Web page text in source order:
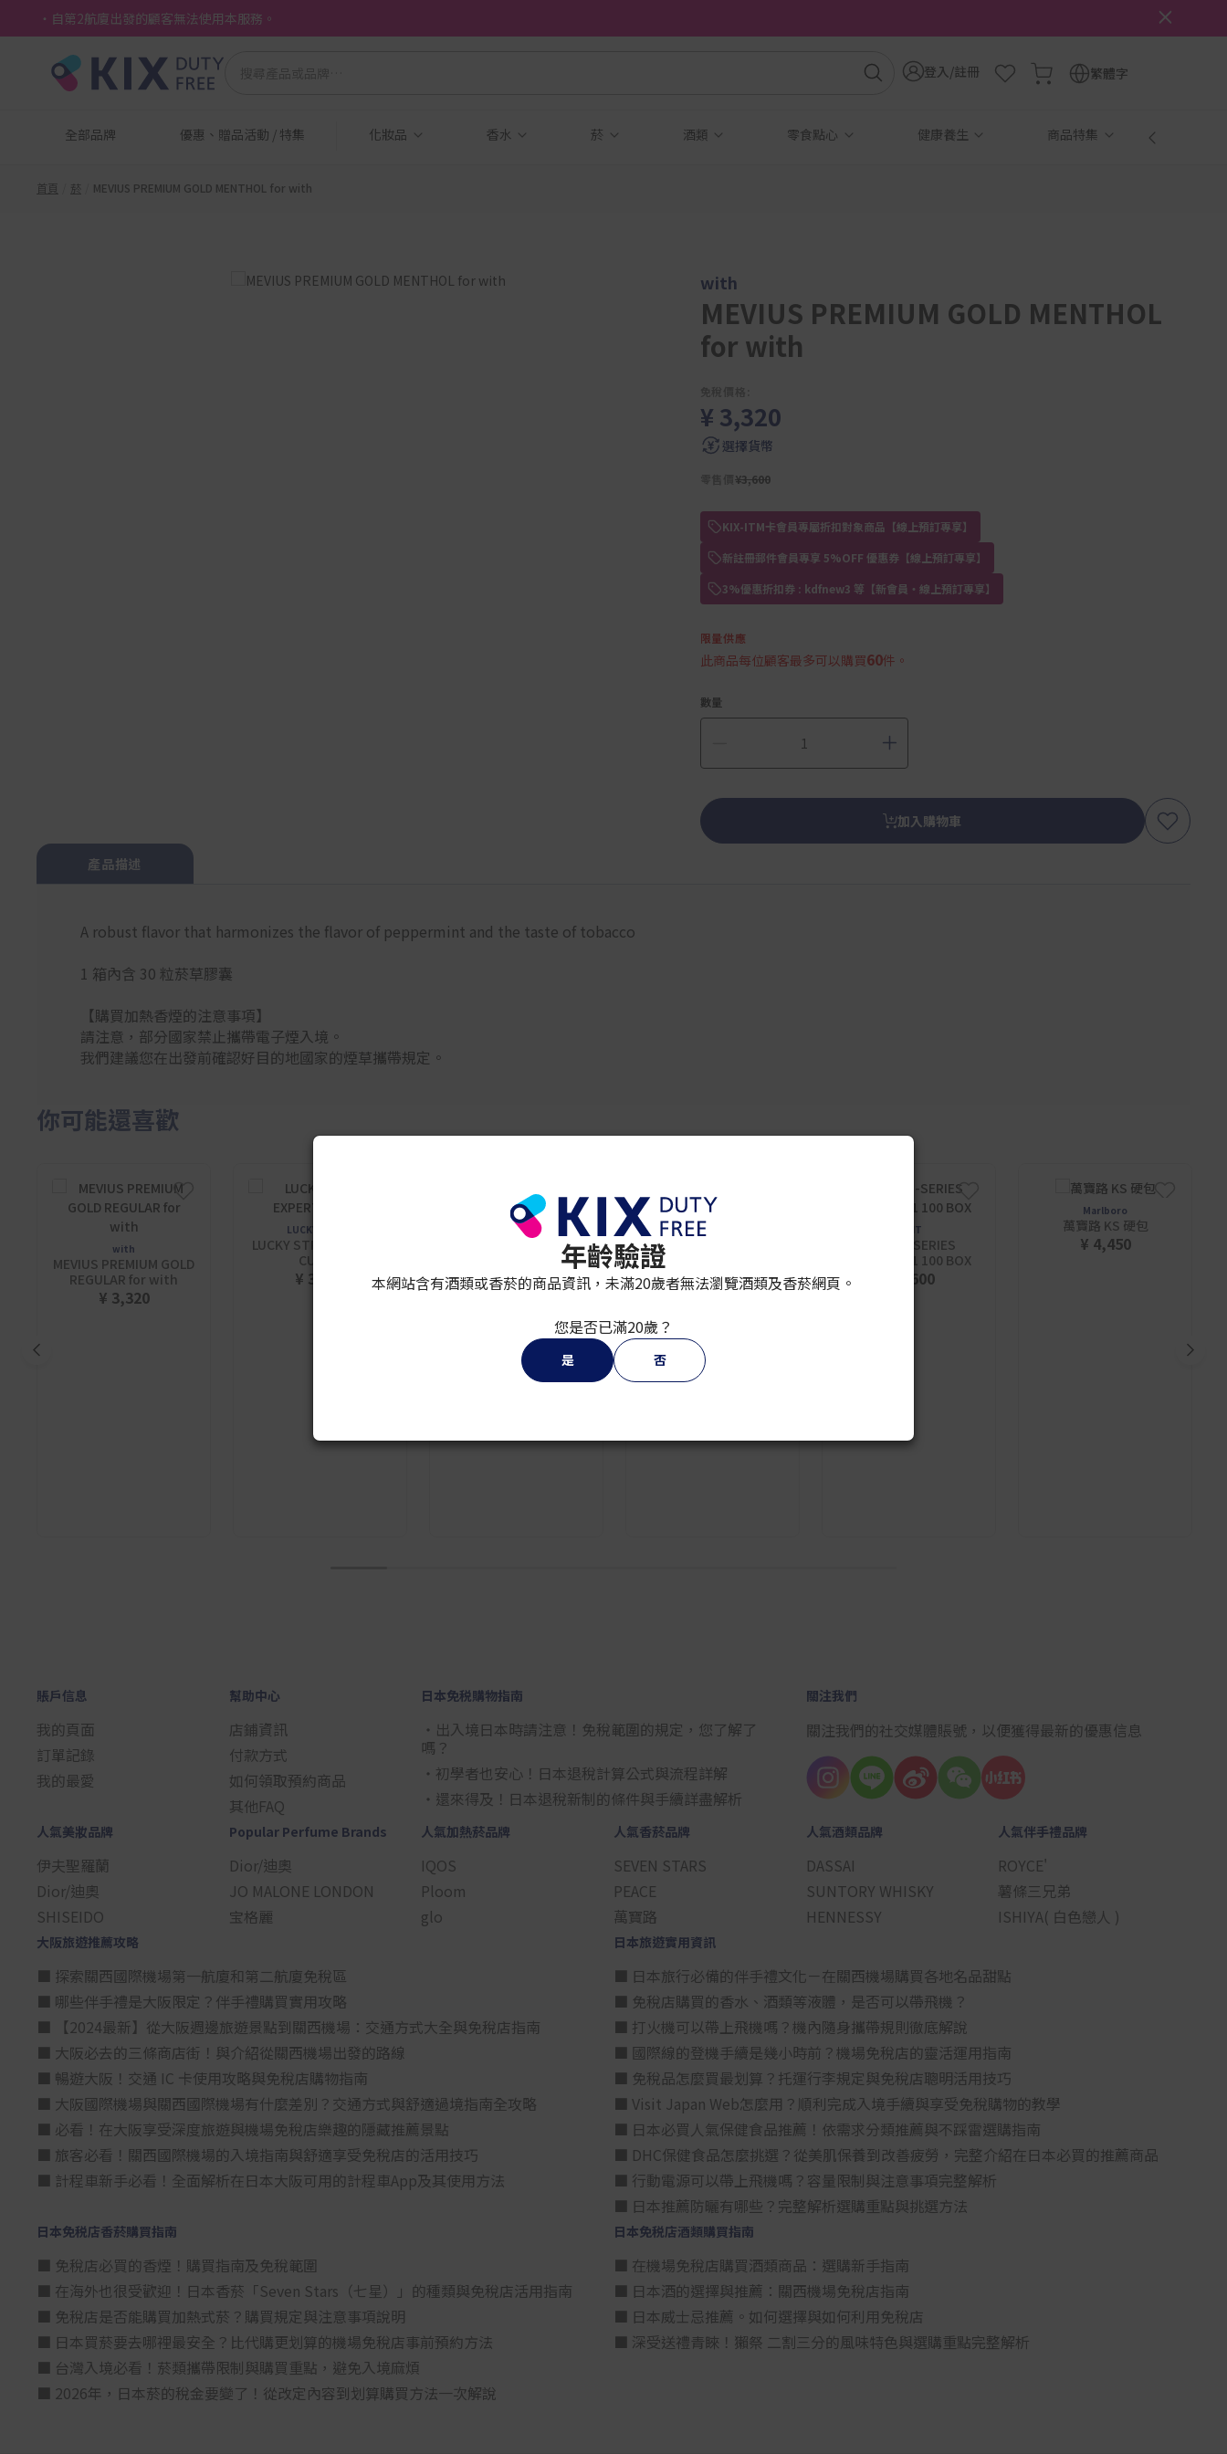
・自第2航廈出發的顧客無法使用本服務。
登入/註冊 繁體字
全部品牌 優惠、贈品活動 / 特集 化妝品 香水 菸 酒類 零食點心 健康養生 商品特集
首頁 菸 MEVIUS PREMIUM GOLD MENTHOL for with
with
MEVIUS PREMIUM GOLD MENTHOL
for with
¥ 3,320
選擇貨幣
¥3,600
KIX-ITM卡會員專屬折扣對象商品【線上預訂專享】
新註冊郵件會員專享 5%OFF 優惠券【線上預訂專享】
3%優惠折扣券 : kdfnew3 等【新會員・線上預訂專享】
限量供應
此商品每位顧客最多可以購買60件。
數量
加入購物車
產品描述
A robust flavor that harmonizes the flavor of peppermint and the taste of tobacco
1 箱內含 30 粒菸草膠囊
【購買加熱香煙的注意事項】
請注意，部分國家禁止攜帶電子煙入境。
我們建議您在出發前確認好目的地國家的煙草攜帶規定。
你可能還喜歡
with
MEVIUS PREMIUM GOLD
REGULAR for with
¥ 3,320
LUCKY STRIKE
LUCKY STRIKE EXPERT
CUT 14
¥ 3,300
KOOL
KOOL MILD
¥ 4,300
PIANISSIMO
PIANISSIMO ARIA
¥ 3,800
KENT
KENT S-SERIES
MENTHOL 1 100 BOX
¥ 3,600
Marlboro
萬寶路 KS 硬包
¥ 4,450
賬戶信息
我的頁面
訂單記錄
我的最愛
幫助中心
店鋪資訊
付款方式
如何領取預約商品
其他FAQ
日本免税購物指南
・出入境日本時請注意！免稅範圍的規定，您了解了
嗎？
・初學者也安心！日本退稅計算公式與流程詳解
・還來得及！日本退稅新制的條件與手續詳盡解析
關注我們
關注我們的社交媒體賬號，以便獲得最新的優惠信息
人氣美妝品牌
伊夫聖羅蘭
Dior/迪奧
SHISEIDO
Popular Perfume Brands
Dior/迪奧
JO MALONE LONDON
宝格麗
人氣加熱菸品牌
IQOS
Ploom
glo
人氣香菸品牌
SEVEN STARS
PEACE
萬寶路
人氣酒類品牌
DASSAI
SUNTORY WHISKY
HENNESSY
人氣伴手禮品牌
ROYCE'
薯條三兄弟
ISHIYA( 白色戀人 )
大阪旅遊推薦攻略
■ 探索關西國際機場第一航廈和第二航廈免稅區
■ 哪些伴手禮是大阪限定？伴手禮購買實用攻略
■ 【2024最新】從大阪週邊旅遊景點到關西機場：交通方式大全與免稅店指南
■ 大阪必去的三條商店街！與介紹從關西機場出發的路線
■ 暢遊大阪！交通 IC 卡使用攻略與免稅店購物指南
■ 大阪國際機場與關西國際機場有什麼差別？交通方式與舒適過境指南全攻略
■ 必看！在大阪享受深度旅遊與機場免稅店樂趣的隱藏推薦景點
■ 旅客必看！關西國際機場的入境指南與舒適享受免稅店的活用技巧
■ 計程車新手必看！全面解析在日本大阪可用的計程車App及其使用方法
日本旅遊實用資訊
■ 日本旅行必備的伴手禮文化－在關西機場購買各地名品甜點
■ 免稅店購買的香水、酒類等液體，是否可以帶飛機？
■ 打火機可以帶上飛機嗎？機內隨身攜帶規則徹底解說
■ 國際線的登機手續是幾小時前？機場免稅店的靈活運用指南
■ 免稅品怎麼買最划算？托運行李規定與免稅店聰明活用技巧
■ Visit Japan Web怎麼用？順利完成入境手續與享受免稅購物的教學
■ 日本必買人氣保健食品推薦！依需求分類推薦與不踩雷選購指南
■ DHC保健食品怎麼挑選？從美肌保養到改善疲勞，完整介紹在日本必買的推薦商品
■ 行動電源可以帶上飛機嗎？容量限制與注意事項完整解析
■ 日本推薦防曬有哪些？完整解析選購重點與挑選方法
日本免税店香菸購買指南
■ 免稅店必買的香煙！購買指南及免稅範圍
■ 在海外也很受歡迎！日本香菸「Seven Stars（七星）」的種類與免稅店活用指南
■ 免稅店是否能購買加熱式菸？購買規定與注意事項說明
■ 日本買菸要去哪裡最安全？比代購更划算的機場免稅店事前預約方法
■ 台灣入境必看！菸類攜帶限制與購買重點，避免入境麻煩
■ 2026年，日本菸的稅金要變了！從改定內容到划算購買方法一次解說
日本免税店酒類購買指南
■ 在機場免稅店購買酒類商品：選購新手指南
■ 日本酒的選擇與推薦：關西機場免稅店指南
■ 日本威士忌推薦。如何選擇與如何利用免稅店
■ 深受送禮青睞！獺祭 二割三分的風味特色與選購重點完整解析
年齡驗證
本網站含有酒類或香菸的商品資訊，未滿20歲者無法瀏覽酒類及香菸網頁。
您是否已滿20歲？
是 否